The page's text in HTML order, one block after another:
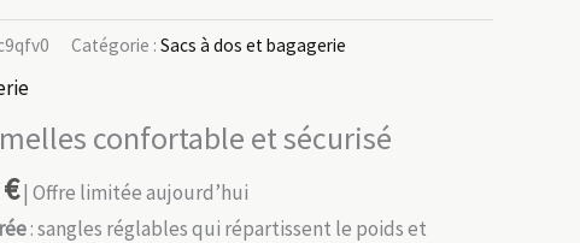
Catégorie : Sacs à dos et bagagerie
confortable et sécurisé
€| Offre limitée aujourd’hui
: sangles réglables qui répartissent le poids et